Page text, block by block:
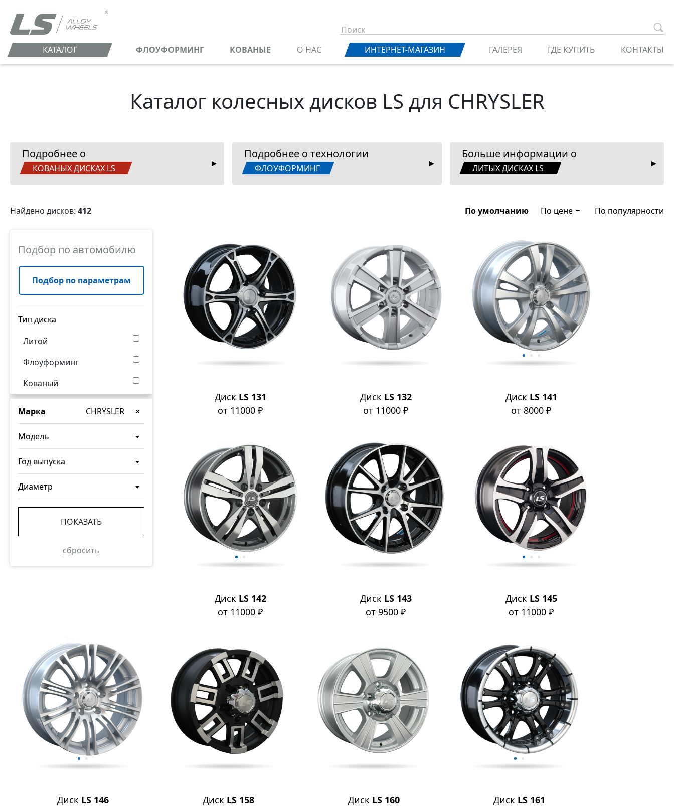
КАТАЛОГ ФЛОУФОРМИНГ КОВАНЫЕ О НАС ИНТЕРНЕТ-МАГАЗИН ГАЛЕРЕЯ ГДЕ КУПИТЬ КОНТАКТЫ
Каталог колесных дисков LS для CHRYSLER
Подробнее о
КОВАНЫХ ДИСКАХ LS
Подробнее о технологии
ФЛОУФОРМИНГ
Больше информации о
ЛИТЫХ ДИСКАХ LS
Найдено дисков: 412 По умолчанию По цене По популярности
Подбор по автомобилю
Подбор по параметрам
Тип диска
Литой
Флоуформинг
Кованый
×
Марка CHRYSLER
Модель
Год выпуска
Диаметр
ПОКАЗАТЬ
сбросить
Диск LS 131
от 11000 ₽
Диск LS 132
от 11000 ₽
Диск LS 141
от 8000 ₽
Диск LS 142
от 11000 ₽
Диск LS 143
от 9500 ₽
Диск LS 145
от 11000 ₽
Диск LS 146
Диск LS 158
Диск LS 160
Диск LS 161